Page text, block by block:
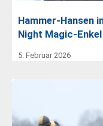
Hammer-Hansen
Night Magic-Enkel
5. Februar 2026